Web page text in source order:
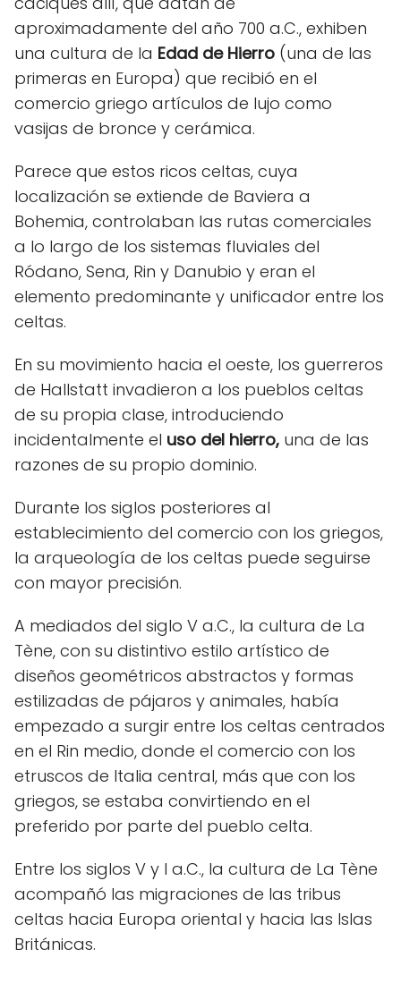
aproximadamente del año 700 a.C., exhiben
una cultura de la Edad de Hierro (una de las
primeras en Europa) que recibió en el
comercio griego artículos de lujo como
vasijas de bronce y cerámica.
Parece que estos ricos celtas, cuya
localización se extiende de Baviera a
Bohemia, controlaban las rutas comerciales
a lo largo de los sistemas fluviales del
Ródano, Sena, Rin y Danubio y eran el
elemento predominante y unificador entre los
celtas.
En su movimiento hacia el oeste, los guerreros
de Hallstatt invadieron a los pueblos celtas
de su propia clase, introduciendo
incidentalmente el uso del hierro, una de las
razones de su propio dominio.
Durante los siglos posteriores al
establecimiento del comercio con los griegos,
la arqueología de los celtas puede seguirse
con mayor precisión.
A mediados del siglo V a.C., la cultura de La
Tène, con su distintivo estilo artístico de
diseños geométricos abstractos y formas
estilizadas de pájaros y animales, había
empezado a surgir entre los celtas centrados
en el Rin medio, donde el comercio con los
etruscos de Italia central, más que con los
griegos, se estaba convirtiendo en el
preferido por parte del pueblo celta.
Entre los siglos V y I a.C., la cultura de La Tène
acompañó las migraciones de las tribus
celtas hacia Europa oriental y hacia las Islas
Británicas.